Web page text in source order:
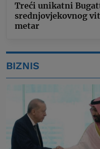
Treći unikatni
srednjovjekovnog
metar
BIZNIS